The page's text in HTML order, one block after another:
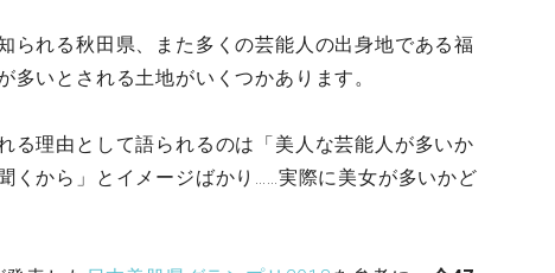
られる秋田県、また多くの芸能人の出身地である福
多いとされる土地がいくつかあります。
る理由として語られるのは「美人な芸能人が多いか
くから」とイメージばかり……実際に美女が多いかど